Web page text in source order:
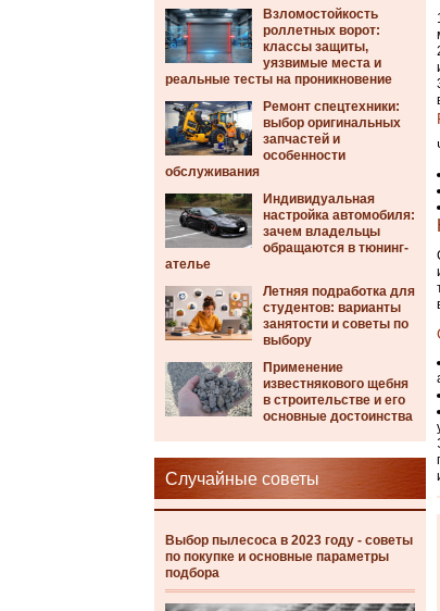
Взломостойкость
роллетных ворот:
классы защиты,
уязвимые места и
реальные тесты на проникновение
Ремонт спецтехники:
выбор оригинальных
запчастей и
особенности
обслуживания
Индивидуальная
настройка автомобиля:
зачем владельцы
обращаются в тюнинг-
ателье
Летняя подработка для
студентов: варианты
занятости и советы по
выбору
Применение
известнякового щебня
в строительстве и его
основные достоинства
Случайные советы
Выбор пылесоса в 2023 году - советы
по покупке и основные параметры
подбора